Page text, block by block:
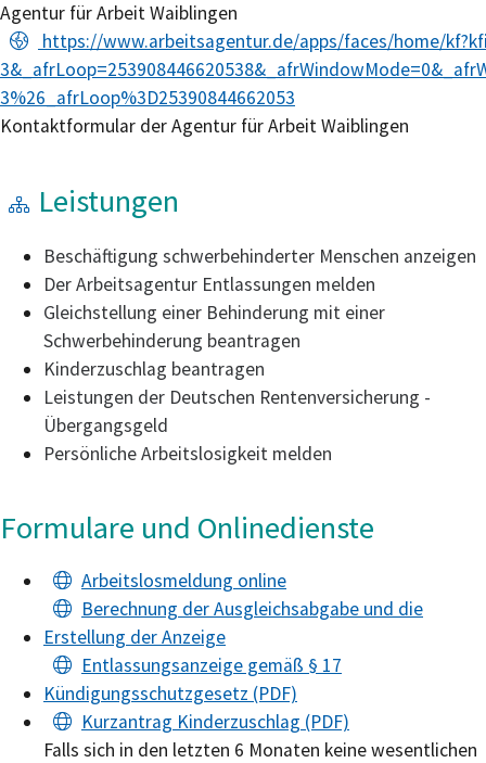
Agentur für Arbeit Waiblingen
https://www.arbeitsagentur.de/apps/faces/home/
3%26_afrLoop%3D25390844662053
Kontaktformular der Agentur für Arbeit Waiblingen
Leistungen
Beschäftigung schwerbehinderter Menschen anzeigen
Der Arbeitsagentur Entlassungen melden
Gleichstellung einer Behinderung mit einer
Schwerbehinderung beantragen
Kinderzuschlag beantragen
Leistungen der Deutschen Rentenversicherung -
Übergangsgeld
Persönliche Arbeitslosigkeit melden
Formulare und Onlinedienste
Arbeitslosmeldung online
Berechnung der Ausgleichsabgabe und die
Erstellung der Anzeige
Entlassungsanzeige gemäß § 17
Kündigungsschutzgesetz (PDF)
Kurzantrag Kinderzuschlag (PDF)
Falls sich in den letzten 6 Monaten keine wesentlichen